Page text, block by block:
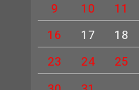
9
10 11
16
17 18
23
24 25